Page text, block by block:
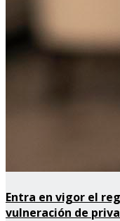
Entra en vigor el
vulneración de